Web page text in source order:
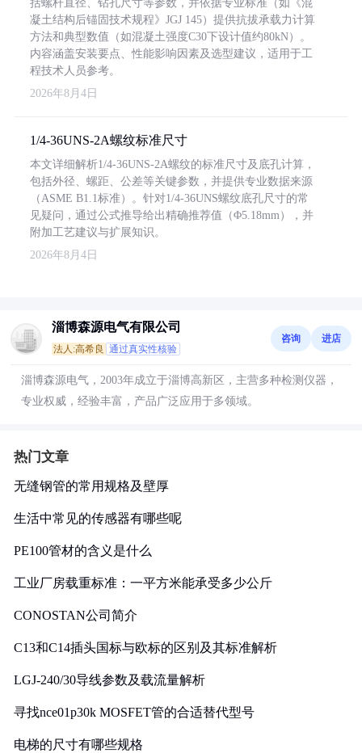
括螺杆直径、钻孔尺寸等参数，并依据专业标准（如《混
凝土结构后锚固技术规程》JGJ 145）提供抗拔承载力计算
方法和典型数值（如混凝土强度C30下设计值约80kN）。
内容涵盖安装要点、性能影响因素及选型建议，适用于工
程技术人员参考。
2026年8月4日
1/4-36UNS-2A螺纹标准尺寸
本文详细解析1/4-36UNS-2A螺纹的标准尺寸及底孔计算，
包括外径、螺距、公差等关键参数，并提供专业数据来源
（ASME B1.1标准）。针对1/4-36UNS螺纹底孔尺寸的常
见疑问，通过公式推导给出精确推荐值（Φ5.18mm），并
附加工艺建议与扩展知识。
2026年8月4日
淄博森源电气有限公司
法人:高希良 通过真实性核验
咨询 进店
淄博森源电气，2003年成立于淄博高新区，主营多种检测仪器，
专业权威，经验丰富，产品广泛应用于多领域。
热门文章
无缝钢管的常用规格及壁厚
生活中常见的传感器有哪些呢
PE100管材的含义是什么
工业厂房载重标准：一平方米能承受多少公斤
CONOSTAN公司简介
C13和C14插头国标与欧标的区别及其标准解析
LGJ-240/30导线参数及载流量解析
寻找nce01p30k MOSFET管的合适替代型号
电梯的尺寸有哪些规格